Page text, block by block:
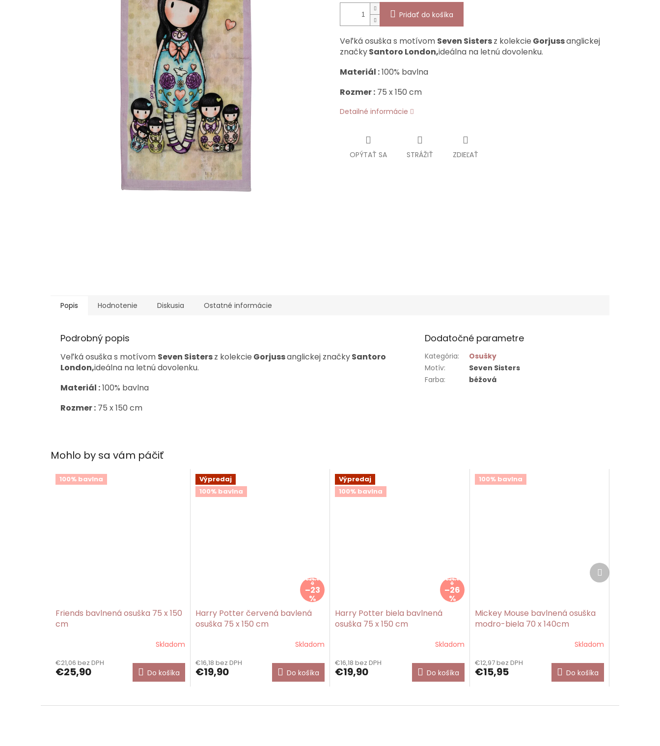
Pridať do košíka
Veľká osuška s motívom Seven Sistersz kolekcie Gorjussanglickej
značkySantoro London,ideálna na letnú dovolenku.
Materiál :100% bavlna
Rozmer : 75 x 150 cm
Detailné informácie
OPÝTAŤ SA STRÁŽIŤ ZDIEĽAŤ
Mohlo by sa vám páčiť
100% bavlna
Friends bavlnená osuška 75 x 150
cm
Skladom
€21,06 bez DPH
€25,90 Do košíka
Výpredaj
100% bavlna
€25,9
0
–23
%
Harry Potter červená bavlená
osuška 75 x 150 cm
Skladom
€16,18 bez DPH
€19,90 Do košíka
Výpredaj
100% bavlna
€26,9
0
–26
%
Harry Potter biela bavlnená
osuška 75 x 150 cm
Skladom
€16,18 bez DPH
€19,90 Do košíka
100% bavlna
Mickey Mouse bavlnená osuška
modro-biela 70 x 140cm
Skladom
€12,97 bez DPH
€15,95 Do košíka
Ďalší
produkt
Popis Hodnotenie Diskusia Ostatné informácie
Podrobný popis
Veľká osuška s motívom Seven Sistersz kolekcie Gorjussanglickej značkySantoro
London,ideálna na letnú dovolenku.
Materiál :100% bavlna
Rozmer : 75 x 150 cm
Dodatočné parametre
Kategória:
Osušky
Motív:
Seven Sisters
Farba: béžová